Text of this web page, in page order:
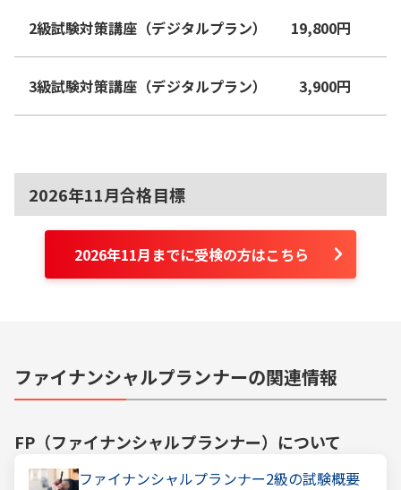
2級試験対策講座（デジタルプラン） 19,800円
3級試験対策講座（デジタルプラン） 3,900円
2026年11月合格目標
2026年11月までに受検の方はこちら
ファイナンシャルプランナーの関連情報
FP（ファイナンシャルプランナー） について
ファイナンシャルプランナー2級の試験概要